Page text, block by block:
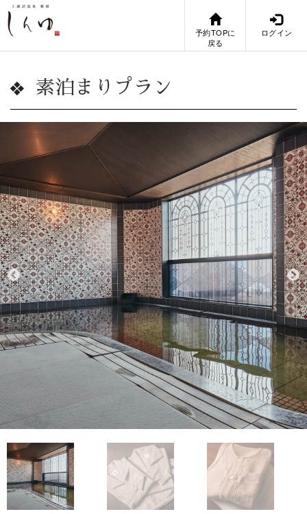
予約TOPに
戻る
ログイン
素泊まりプラン